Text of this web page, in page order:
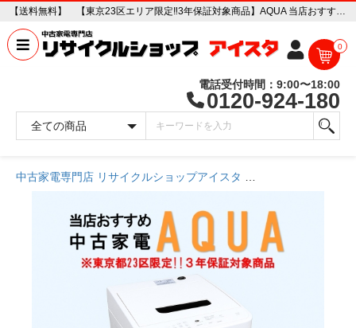
【送料無料】 【東京23区エリア限定‼3年保証対象商品】AQUA 当店おすすめ 2020～2022年式 中古家電おまかせ洗濯機 中古家電販売専門店 リサイクルショップ アイスタ
0
電話受付時間：9:00〜18:00
0120-924-180
中古家電専門店 リサイクルショップアイスタ